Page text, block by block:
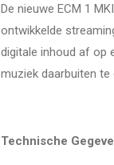
De nieuwe ECM 1
ontwikkelde
digitale inhoud af op
muziek daarbuiten te
Technische